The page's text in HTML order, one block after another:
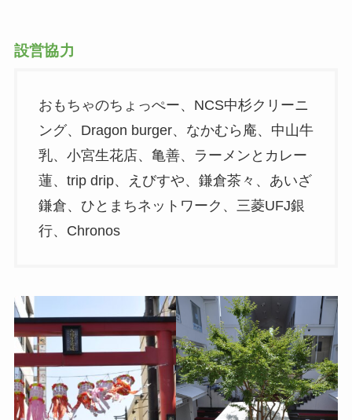
設営協力
おもちゃのちょっぺー、NCS中杉クリーニ
ング、Dragon burger、なかむら庵、中山牛
乳、小宮生花店、亀善、ラーメンとカレー
蓮、trip drip、えびすや、鎌倉茶々、あいざ
鎌倉、ひとまちネットワーク、三菱UFJ銀
行、Chronos